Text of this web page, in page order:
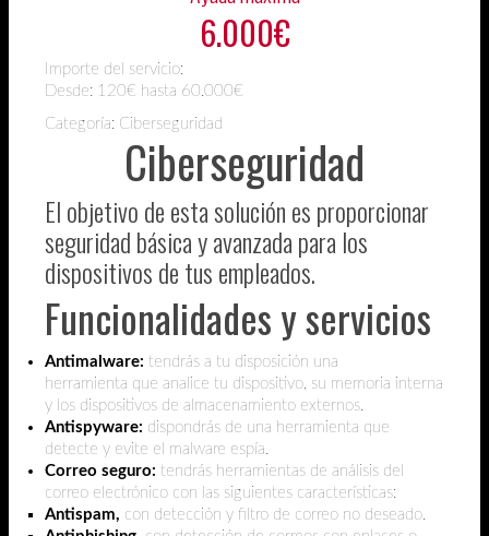
6.000€
Importe del servicio:
Desde: 120€ hasta 60.000€
Categoría: Ciberseguridad
Ciberseguridad
El objetivo de esta solución es proporcionar
seguridad básica y avanzada para los
dispositivos de tus empleados.
Funcionalidades y servicios
Antimalware: tendrás a tu disposición una
herramienta que analice tu dispositivo, su memoria interna
y los dispositivos de almacenamiento externos.
Antispyware: dispondrás de una herramienta que
detecte y evite el malware espía.
Correo seguro: tendrás herramientas de análisis del
correo electrónico con las siguientes características:
Antispam, con detección y filtro de correo no deseado.